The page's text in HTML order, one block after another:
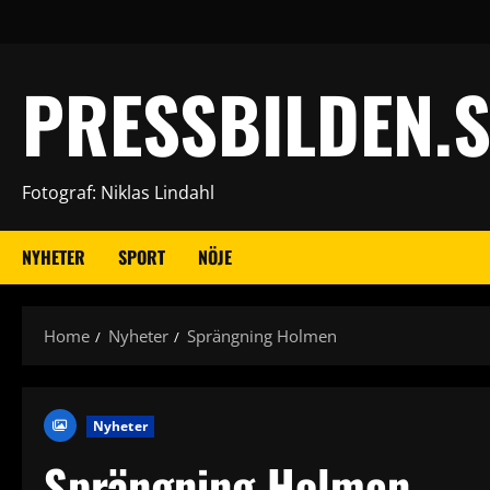
Fotograf: Niklas Lindahl
NYHETER SPORT NÖJE
Home Nyheter Sprängning Holmen
Nyheter